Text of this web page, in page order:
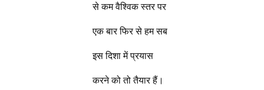
से कम वैश्विक स्तर पर
एक बार फिर से हम सब
इस दिशा में प्रयास
करने को तो तैयार हैं।